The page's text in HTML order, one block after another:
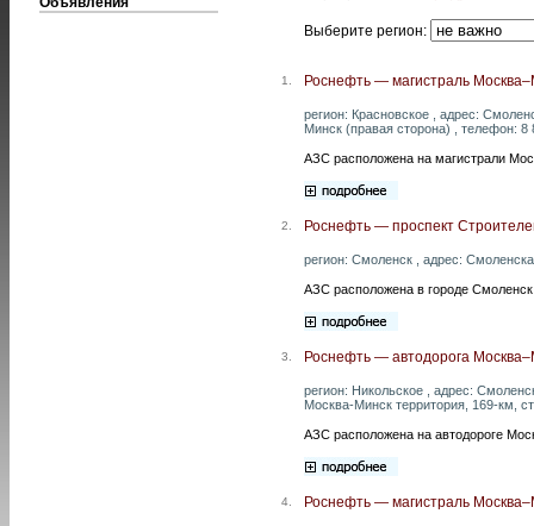
Выберите регион:
1. Роснефть — магистраль
регион: Красновское , адрес:
Минск (правая сторона) , телефон: 8
АЗС расположена на магистрали
2. Роснефть — проспект
регион: Смоленск , адрес:
АЗС расположена в городе
3. Роснефть — автодорога
регион: Никольское , адрес:
Москва-Минск территория, 169-км,
АЗС расположена на автодороге
4. Роснефть — магистраль